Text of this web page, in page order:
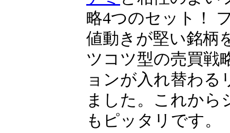
日経225銘柄・
応！売買戦略セ
システムトレード
ナミ と相性のよい
な売買戦略4つの